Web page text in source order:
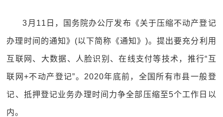
3月11日，国务院办公厅发布《关于压缩不动产登记
办理时间的通知》(以下简称《通知》)。提出要充分利用
互联网、大数据、人脸识别、在线支付等技术，推行“互
联网+不动产登记”。2020年底前，全国所有市县一般登
记、抵押登记业务办理时间力争全部压缩至5个工作日以
内。